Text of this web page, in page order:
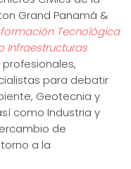
Grand Panamá &
Tecnológica
Infraestructuras
para debatir
Geotecnia y
como Industria y
de
a la